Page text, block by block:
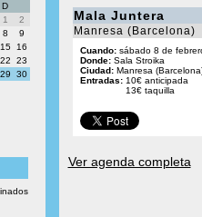
D
1
2
8
9
15
16
22
23
29
30
Mala Juntera
Manresa (Barcelona)
Cuando:sábado 8 de
Donde:Sala Stroika
Ciudad:Manresa
Entradas: 10€ anticipada
13€ taquilla
Ver agenda completa